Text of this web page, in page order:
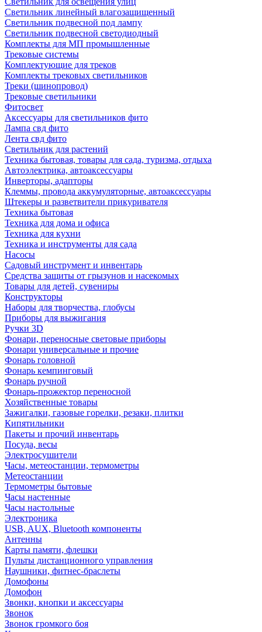
Светильник линейный влагозащищенный
Светильник подвесной под лампу
Светильник подвесной светодиодный
Комплекты для МП промышленные
Трековые системы
Комплектующие для треков
Комплекты трековых светильников
Треки (шинопровод)
Трековые светильники
Фитосвет
Аксессуары для светильников фито
Лампа свд фито
Лента свд фито
Светильник для растений
Техника бытовая, товары для сада, туризма, отдыха
Автоэлектрика, автоаксессуары
Инверторы, адапторы
Клеммы, провода аккумуляторные, автоаксессуары
Штекеры и разветвители прикуривателя
Техника бытовая
Техника для дома и офиса
Техника для кухни
Техника и инструменты для сада
Насосы
Садовый инструмент и инвентарь
Средства защиты от грызунов и насекомых
Товары для детей, сувениры
Конструкторы
Наборы для творчества, глобусы
Приборы для выжигания
Ручки 3D
Фонари, переносные световые приборы
Фонари универсальные и прочие
Фонарь головной
Фонарь кемпинговый
Фонарь ручной
Фонарь-прожектор переносной
Хозяйственные товары
Зажигалки, газовые горелки, резаки, плитки
Кипятильники
Пакеты и прочий инвентарь
Посуда, весы
Электросушители
Часы, метеостанции, термометры
Метеостанции
Термометры бытовые
Часы настенные
Часы настольные
Электроника
USB, AUX, Bluetooth компоненты
Антенны
Карты памяти, флешки
Пульты дистанционного управления
Наушники, фитнес-браслеты
Домофоны
Домофон
Звонки, кнопки и аксессуары
Звонок
Звонок громкого боя